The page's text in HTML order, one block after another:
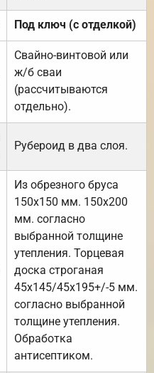
Под ключ (с отделкой)
Свайно-винтовой или
ж/б сваи
(рассчитываются
отдельно).
Рубероид в два слоя.
Из обрезного бруса
150х150 мм. 150х200
мм. согласно
выбранной толщине
утепления. Торцевая
доска строганая
45х145/45х195+/-5 мм.
согласно выбранной
толщине утепления.
Обработка
антисептиком.